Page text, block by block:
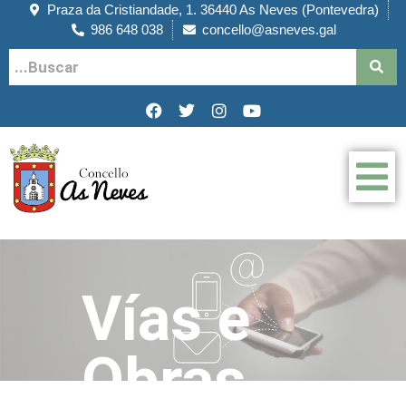
Praza da Cristiandade, 1. 36440 As Neves (Pontevedra)
986 648 038
concello@asneves.gal
Vías e
Obras